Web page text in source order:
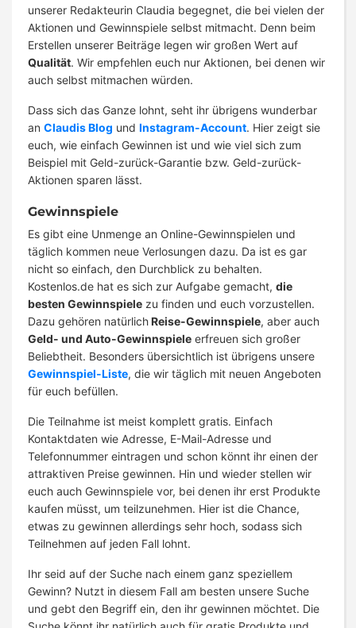
unserer Redakteurin Claudia begegnet, die bei vielen der
Aktionen und Gewinnspiele selbst mitmacht. Denn beim
Erstellen unserer Beiträge legen wir großen Wert auf
Qualität. Wir empfehlen euch nur Aktionen, bei denen wir
auch selbst mitmachen würden.
Dass sich das Ganze lohnt, seht ihr übrigens wunderbar
an Claudis Blog und Instagram-Account. Hier zeigt sie
euch, wie einfach Gewinnen ist und wie viel sich zum
Beispiel mit Geld-zurück-Garantie bzw. Geld-zurück-
Aktionen sparen lässt.
Gewinnspiele
Es gibt eine Unmenge an Online-Gewinnspielen und
täglich kommen neue Verlosungen dazu. Da ist es gar
nicht so einfach, den Durchblick zu behalten.
Kostenlos.de hat es sich zur Aufgabe gemacht, die
besten Gewinnspiele zu finden und euch vorzustellen.
Dazu gehören natürlichReise-Gewinnspiele, aber auch
Geld- und Auto-Gewinnspiele erfreuen sich großer
Beliebtheit. Besonders übersichtlich ist übrigens unsere
Gewinnspiel-Liste, die wir täglich mit neuen Angeboten
für euch befüllen.
Die Teilnahme ist meist komplett gratis. Einfach
Kontaktdaten wie Adresse, E-Mail-Adresse und
Telefonnummer eintragen und schon könnt ihr einen der
attraktiven Preise gewinnen. Hin und wieder stellen wir
euch auch Gewinnspiele vor, bei denen ihr erst Produkte
kaufen müsst, um teilzunehmen. Hier ist die Chance,
etwas zu gewinnen allerdings sehr hoch, sodass sich
Teilnehmen auf jeden Fall lohnt.
Ihr seid auf der Suche nach einem ganz speziellem
Gewinn? Nutzt in diesem Fall am besten unsere Suche
und gebt den Begriff ein, den ihr gewinnen möchtet. Die